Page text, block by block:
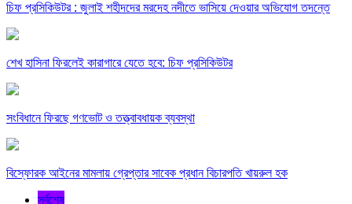
চিফ প্রসিকিউটর : জুলাই শহীদদের মরদেহ নদীতে ভাসিয়ে দেওয়ার অভিযোগ তদন্তে
শেখ হাসিনা ফিরলেই কারাগারে যেতে হবে: চিফ প্রসিকিউটর
সংবিধানে ফিরছে গণভোট ও তত্ত্বাবধায়ক ব্যবস্থা
বিস্ফোরক আইনের মামলায় গ্রেপ্তার সাবেক প্রধান বিচারপতি খায়রুল হক
সর্বশেষ